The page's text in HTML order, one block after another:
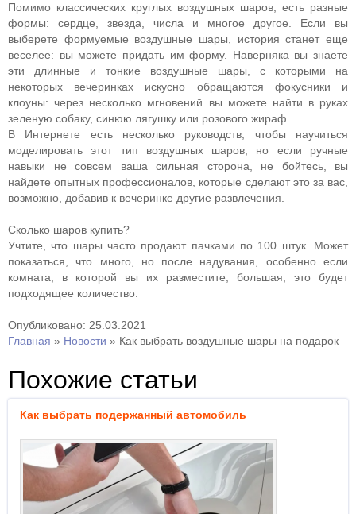
Помимо классических круглых воздушных шаров, есть разные
формы: сердце, звезда, числа и многое другое. Если вы
выберете формуемые воздушные шары, история станет еще
веселее: вы можете придать им форму. Наверняка вы знаете
эти длинные и тонкие воздушные шары, с которыми на
некоторых вечеринках искусно обращаются фокусники и
клоуны: через несколько мгновений вы можете найти в руках
зеленую собаку, синюю лягушку или розового жираф.
В Интернете есть несколько руководств, чтобы научиться
моделировать этот тип воздушных шаров, но если ручные
навыки не совсем ваша сильная сторона, не бойтесь, вы
найдете опытных профессионалов, которые сделают это за вас,
возможно, добавив к вечеринке другие развлечения.
Сколько шаров купить?
Учтите, что шары часто продают пачками по 100 штук. Может
показаться, что много, но после надувания, особенно если
комната, в которой вы их разместите, большая, это будет
подходящее количество.
Опубликовано: 25.03.2021
Главная » Новости » Как выбрать воздушные шары на подарок
Похожие статьи
Как выбрать подержанный автомобиль